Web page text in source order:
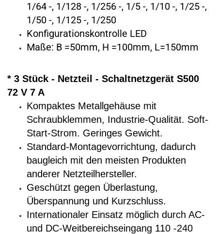
1/64 -, 1/128 -, 1/256 -, 1/5 -, 1/10 -, 1/25 -,
1/50 -, 1/125 -, 1/250
Konfigurationskontrolle LED
Maße: B =50mm, H =100mm, L=150mm
* 3 Stück - Netzteil - Schaltnetzgerät S500
72 V 7 A
Kompaktes Metallgehäuse mit
Schraubklemmen, Industrie-Qualität. Soft-
Start-Strom. Geringes Gewicht.
Standard-Montagevorrichtung, dadurch
baugleich mit den meisten Produkten
anderer Netzteilhersteller.
Geschützt gegen Überlastung,
Überspannung und Kurzschluss.
Internationaler Einsatz möglich durch AC-
und DC-Weitbereichseingang 110 -240